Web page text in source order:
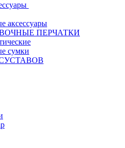
аксессуары
ПЕРЧАТКИ
сумки